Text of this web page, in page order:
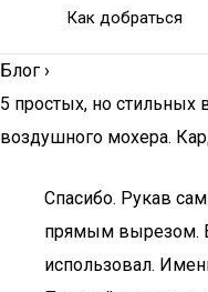
Как добраться
Блог ›
5 простых, но стильных
воздушного мохера.
Спасибо. Рукав
прямым вырезом.
использовал.